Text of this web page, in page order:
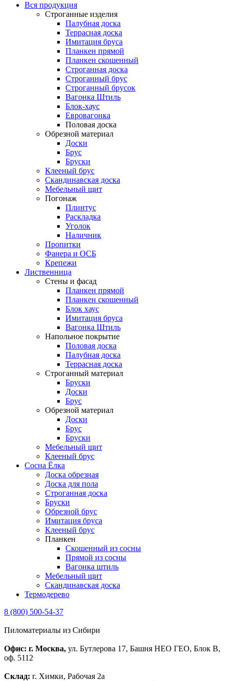
Вся продукция
Строганные изделия
Палубная доска
Террасная доска
Имитация бруса
Планкен прямой
Планкен скошенный
Строганная доска
Строганный брус
Строганный брусок
Вагонка Штиль
Блок-хаус
Евровагонка
Половая доска
Обрезной материал
Доски
Брус
Бруски
Клееный брус
Скандинавская доска
Мебельный щит
Погонаж
Плинтус
Раскладка
Уголок
Наличник
Пропитки
Фанера и ОСБ
Крепежи
Лиственница
Стены и фасад
Планкен прямой
Планкен скошенный
Блок хаус
Имитация бруса
Вагонка Штиль
Напольное покрытие
Половая доска
Палубная доска
Террасная доска
Строганный материал
Бруски
Доски
Брус
Обрезной материал
Доски
Брус
Бруски
Мебельный щит
Клееный брус
Сосна Ёлка
Доска обрезная
Доска для пола
Строганная доска
Бруски
Обрезной брус
Имитация бруса
Клееный брус
Планкен
Скошенный из сосны
Прямой из сосны
Вагонка штиль
Мебельный щит
Скандинавская доска
Термодерево
8 (800) 500-54-37
Пиломатериалы из Сибири
Офис: г. Москва, ул. Бутлерова 17, Башня НЕО ГЕО, Блок В,
оф. 5112
Склад: г. Химки, Рабочая 2а